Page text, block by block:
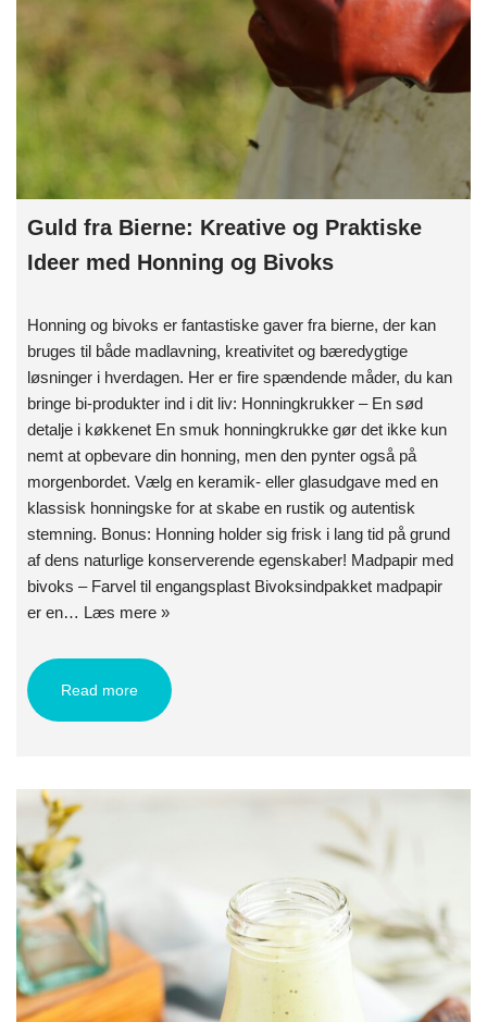
Guld fra Bierne: Kreative og Praktiske
Ideer med Honning og Bivoks
Honning og bivoks er fantastiske gaver fra bierne, der kan
bruges til både madlavning, kreativitet og bæredygtige
løsninger i hverdagen. Her er fire spændende måder, du kan
bringe bi-produkter ind i dit liv: Honningkrukker – En sød
detalje i køkkenet En smuk honningkrukke gør det ikke kun
nemt at opbevare din honning, men den pynter også på
morgenbordet. Vælg en keramik- eller glasudgave med en
klassisk honningske for at skabe en rustik og autentisk
stemning. Bonus: Honning holder sig frisk i lang tid på grund
af dens naturlige konserverende egenskaber! Madpapir med
bivoks – Farvel til engangsplast Bivoksindpakket madpapir
er en… Læs mere »
Read more